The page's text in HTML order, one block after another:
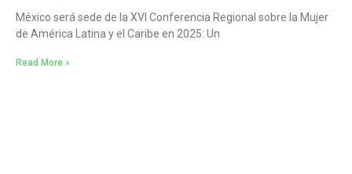
México será sede de la XVI Conferencia Regional sobre la Mujer
de América Latina y el Caribe en 2025: Un
Read More »